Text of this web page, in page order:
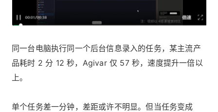
同一台电脑执行同一个后台信息录入的任务，某主流产
品耗时 2 分 12 秒，Agivar 仅 57 秒，速度提升一倍以
上。
单个任务差一分钟，差距或许不明显。但当任务变成